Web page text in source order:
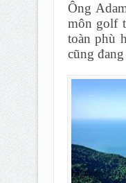
Ông
môn golf
toàn phù
cũng